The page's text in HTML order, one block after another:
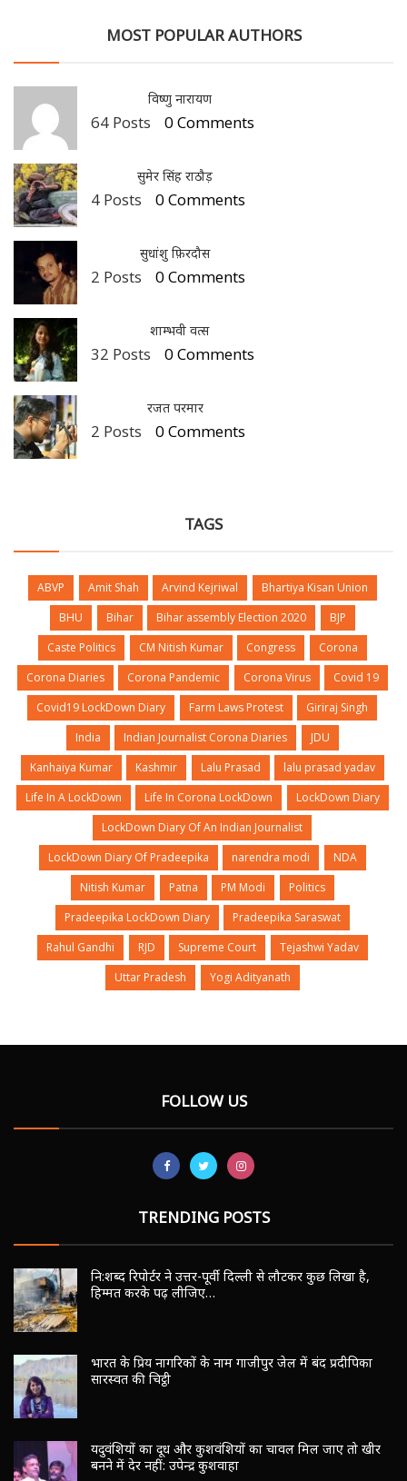
MOST POPULAR AUTHORS
विष्णु नारायण
64 Posts 0 Comments
सुमेर सिंह राठौड़
4 Posts 0 Comments
सुधांशु फ़िरदौस
2 Posts 0 Comments
शाम्भवी वत्स
32 Posts 0 Comments
रजत परमार
2 Posts 0 Comments
TAGS
ABVP Amit Shah Arvind Kejriwal
Bhartiya Kisan Union
BHU
Bihar Bihar assembly Election 2020
BJP
Caste Politics
CM Nitish Kumar Congress
Corona
Corona Diaries
Corona Pandemic Corona Virus
Covid 19
Covid19 LockDown Diary
Farm Laws Protest
Giriraj Singh
India
Indian Journalist Corona Diaries
JDU
Kanhaiya Kumar
Kashmir Lalu Prasad
lalu prasad yadav
Life In A LockDown
Life In Corona LockDown
LockDown Diary
LockDown Diary Of An Indian Journalist
LockDown Diary Of Pradeepika
narendra modi
NDA
Nitish Kumar
Patna PM Modi
Politics
Pradeepika LockDown Diary
Pradeepika Saraswat
Rahul Gandhi
RJD Supreme Court
Tejashwi Yadav
Uttar Pradesh
Yogi Adityanath
FOLLOW US
TRENDING POSTS
नि:शब्द रिपोर्टर ने उत्तर-पूर्वी दिल्ली से लौटकर कुछ लिखा है,
हिम्मत करके पढ़ लीजिए…
भारत के प्रिय नागरिकों के नाम गाजीपुर जेल में बंद प्रदीपिका
सारस्वत की चिट्ठी
यदुवंशियों का दूध और कुशवंशियों का चावल मिल जाए तो खीर
बनने में देर नहीं: उपेन्द्र कुशवाहा